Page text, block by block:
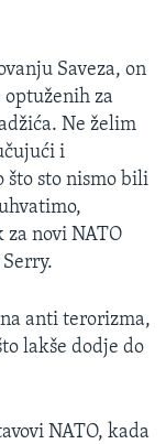
Saveza, on
optuženih za
Ne želim
i
što sto nismo bili
za novi NATO
anti terorizma,
lakše dodje do
NATO, kada